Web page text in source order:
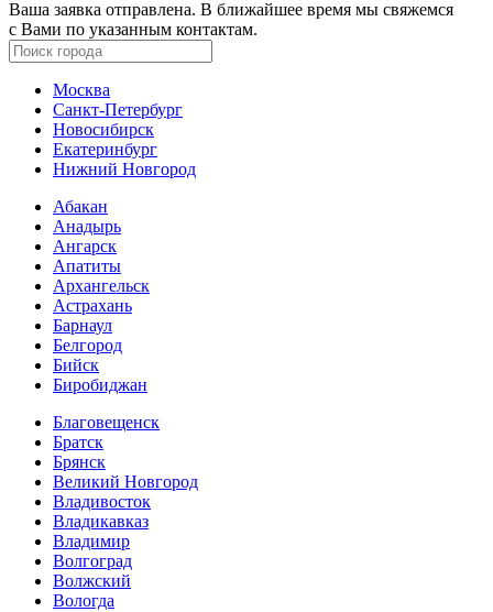
Ваша заявка отправлена. В ближайшее время мы свяжемся
с Вами по указанным контактам.
Москва
Санкт-Петербург
Новосибирск
Екатеринбург
Нижний Новгород
Абакан
Анадырь
Ангарск
Апатиты
Архангельск
Астрахань
Барнаул
Белгород
Бийск
Биробиджан
Благовещенск
Братск
Брянск
Великий Новгород
Владивосток
Владикавказ
Владимир
Волгоград
Волжский
Вологда